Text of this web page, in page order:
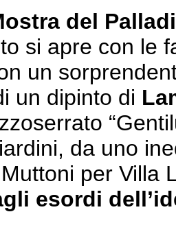
del
si apre con le
un
un dipinto di
da uno
per Villa
esordi